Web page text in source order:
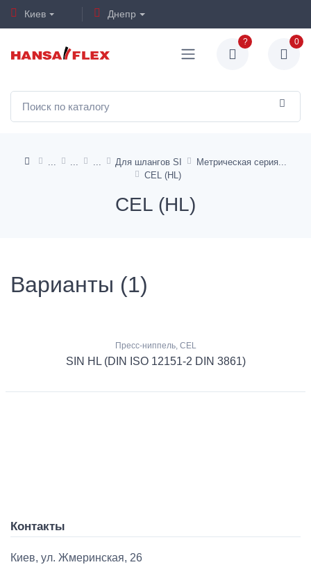
Киев Днепр
? 0
Для шлангов SI
Метрическая серия
CEL (HL)
CEL (HL)
Варианты (1)
Пресс-ниппель, CEL
SIN HL (DIN ISO 12151-2 DIN 3861)
Контакты
Киев, ул. Жмеринская, 26